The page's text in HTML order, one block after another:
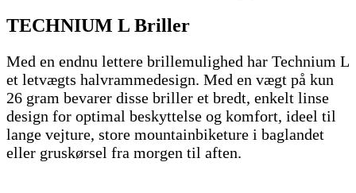
TECHNIUM L Briller
Med en endnu lettere brillemulighed har Technium L
et letvægts halvrammedesign. Med en vægt på kun
26 gram bevarer disse briller et bredt, enkelt linse
design for optimal beskyttelse og komfort, ideel til
lange vejture, store mountainbiketure i baglandet
eller gruskørsel fra morgen til aften.